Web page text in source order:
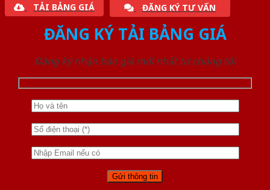
TẢI BẢNG GIÁ ĐĂNG KÝ TƯ VẤN
ĐĂNG KÝ TẢI BẢNG GIÁ
Đăng ký nhận báo giá mới nhất từ chúng tôi